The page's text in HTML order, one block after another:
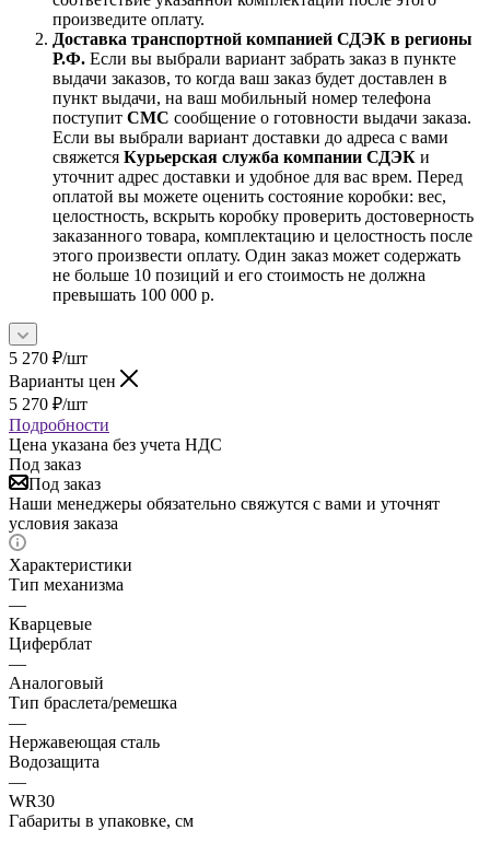
произведите оплату.
Доставка транспортной компанией СДЭК в регионы
Р.Ф. Если вы выбрали вариант забрать заказ в пункте
выдачи заказов, то когда ваш заказ будет доставлен в
пункт выдачи, на ваш мобильный номер телефона
поступит СМС сообщение о готовности выдачи заказа.
Если вы выбрали вариант доставки до адреса с вами
свяжется Курьерская служба компании СДЭК и
уточнит адрес доставки и удобное для вас врем. Перед
оплатой вы можете оценить состояние коробки: вес,
целостность, вскрыть коробку проверить достоверность
заказанного товара, комплектацию и целостность после
этого произвести оплату. Один заказ может содержать
не больше 10 позиций и его стоимость не должна
превышать 100 000 р.
5 270 ₽/шт
Варианты цен
5 270 ₽/шт
Подробности
Цена указана без учета НДС
Под заказ
Под заказ
Наши менеджеры обязательно свяжутся с вами и уточнят
условия заказа
Характеристики
Тип механизма
—
Кварцевые
Циферблат
—
Аналоговый
Тип браслета/ремешка
—
Нержавеющая сталь
Водозащита
—
WR30
Габариты в упаковке, см